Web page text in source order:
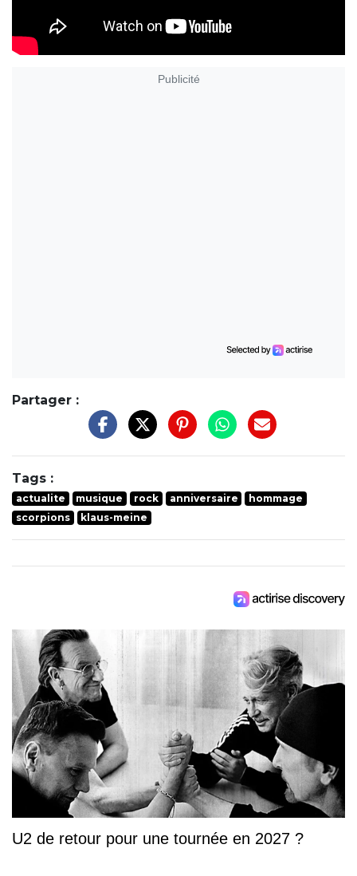
Publicité
Partager :
Tags :
actualite musique rock anniversaire
hommage
scorpions
klaus-meine
U2 de retour pour une tournée en 2027 ?